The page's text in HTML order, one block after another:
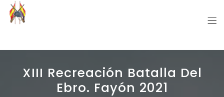
XIII Recreación Batalla Del
Ebro. Fayón 2021